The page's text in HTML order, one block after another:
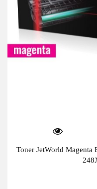
Toner JetWorld